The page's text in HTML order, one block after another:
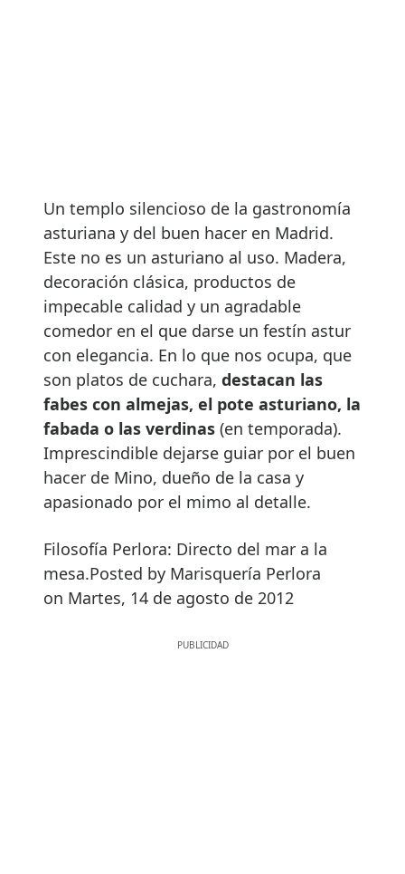
Un templo silencioso de la gastronomía
asturiana y del buen hacer en Madrid.
Este no es un asturiano al uso. Madera,
decoración clásica, productos de
impecable calidad y un agradable
comedor en el que darse un festín astur
con elegancia. En lo que nos ocupa, que
son platos de cuchara, destacan las
fabes con almejas, el pote asturiano, la
fabada o las verdinas (en temporada).
Imprescindible dejarse guiar por el buen
hacer de Mino, dueño de la casa y
apasionado por el mimo al detalle.
Filosofía Perlora: Directo del mar a la
mesa.Posted by Marisquería Perlora
on Martes, 14 de agosto de 2012